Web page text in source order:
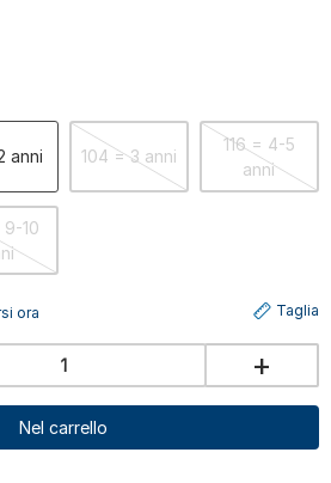
anni 104 = 3 anni
116 = 4-5
anni
9-10
ora Taglia
+
Nel carrello